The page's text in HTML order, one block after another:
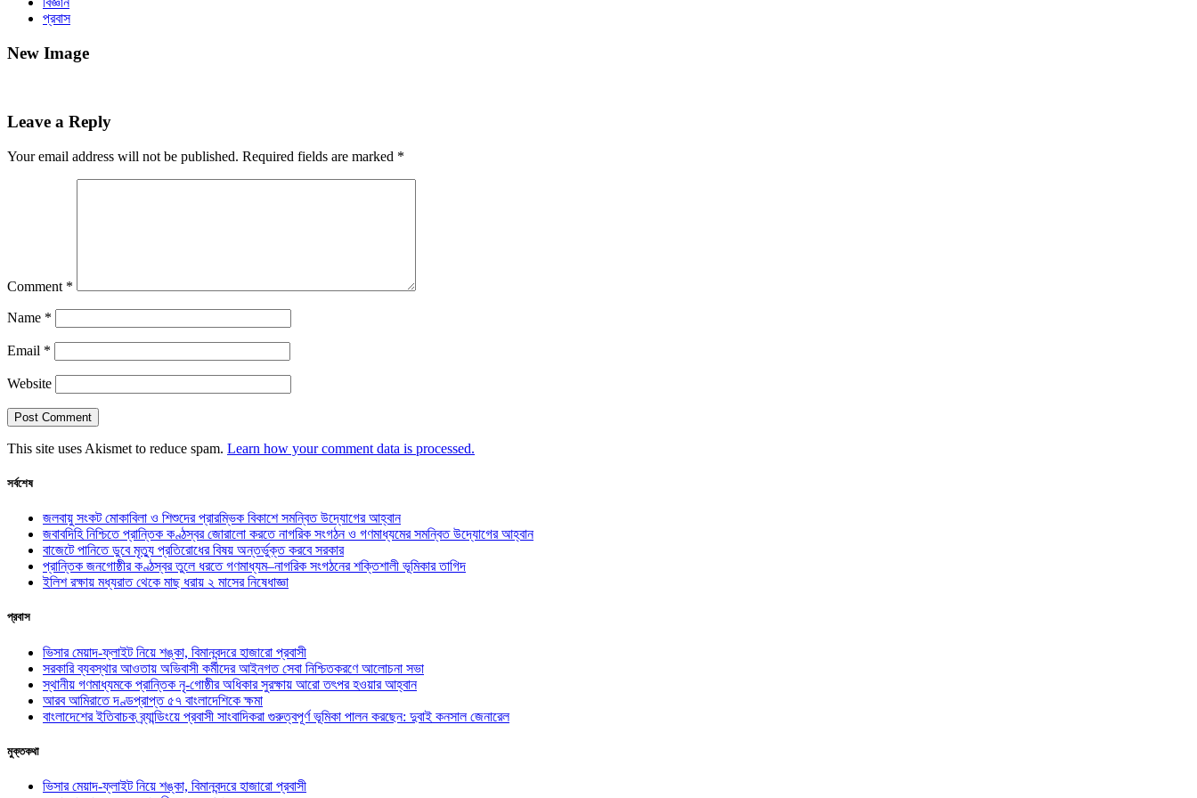
প্রবাস
New Image
Leave a Reply
Your email address will not be published. Required fields are marked *
Comment *
Name *
Email *
Website
This site uses Akismet to reduce spam. Learn how your comment data is processed.
সর্বশেষ
জলবায়ু সংকট মোকাবিলা ও শিশুদের প্রারম্ভিক বিকাশে সমন্বিত উদ্যোগের আহ্বান
জবাবদিহি নিশ্চিতে প্রান্তিক কণ্ঠস্বর জোরালো করতে নাগরিক সংগঠন ও গণমাধ্যমের সমন্বিত উদ্যোগের আহ্বান
বাজেটে পানিতে ডুবে মৃত্যু প্রতিরোধের বিষয় অন্তর্ভুক্ত করবে সরকার
প্রান্তিক জনগোষ্ঠীর কণ্ঠস্বর তুলে ধরতে গণমাধ্যম–নাগরিক সংগঠনের শক্তিশালী ভূমিকার তাগিদ
ইলিশ রক্ষায় মধ্যরাত থেকে মাছ ধরায় ২ মাসের নিষেধাজ্ঞা
প্রবাস
ভিসার মেয়াদ-ফ্লাইট নিয়ে শঙ্কা, বিমানবন্দরে হাজারো প্রবাসী
সরকারি ব্যবস্থার আওতায় অভিবাসী কর্মীদের আইনগত সেবা নিশ্চিতকরণে আলোচনা সভা
স্থানীয় গণমাধ্যমকে প্রান্তিক নৃ-গোষ্ঠীর অধিকার সুরক্ষায় আরো তৎপর হওয়ার আহ্বান
আরব আমিরাতে দণ্ডপ্রাপ্ত ৫৭ বাংলাদেশিকে ক্ষমা
বাংলাদেশের ইতিবাচক ব্র্যান্ডিংয়ে প্রবাসী সাংবাদিকরা গুরুত্বপূর্ণ ভূমিকা পালন করছেন: দুবাই কনসাল জেনারেল
মুক্তকথা
ভিসার মেয়াদ-ফ্লাইট নিয়ে শঙ্কা, বিমানবন্দরে হাজারো প্রবাসী